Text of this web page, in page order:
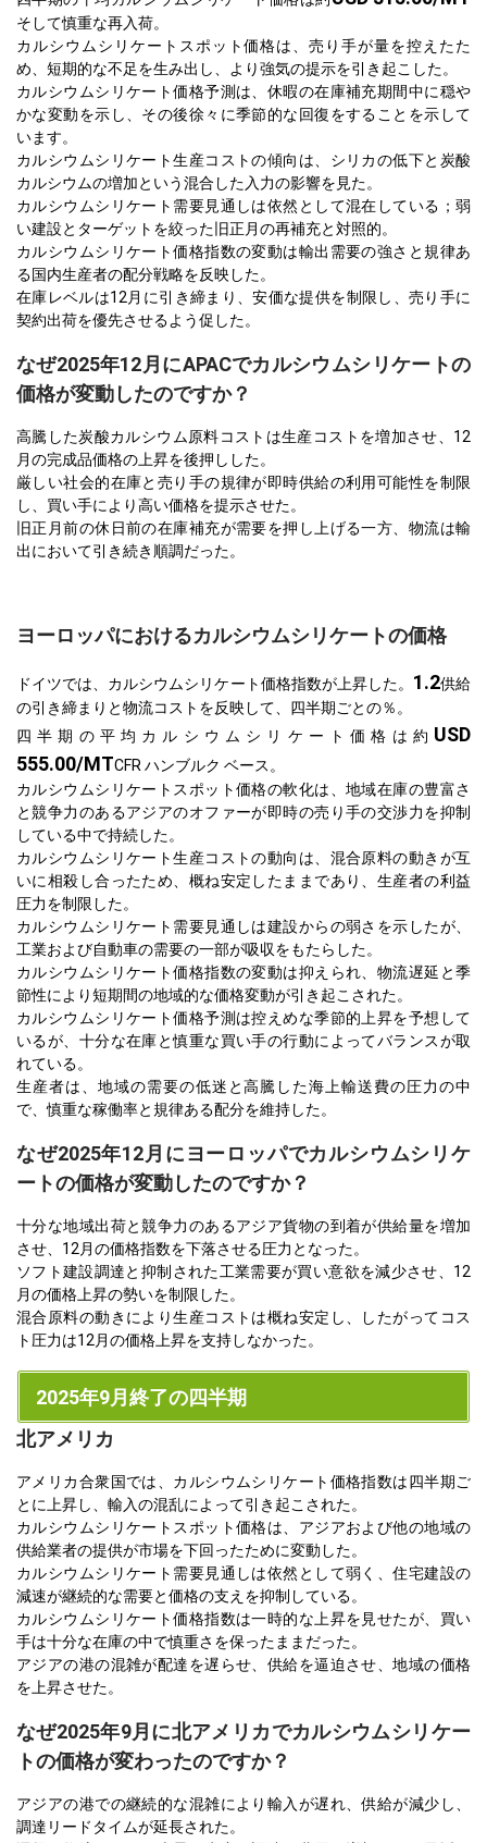
そして慎重な再入荷。
カルシウムシリケートスポット価格は、売り手が量を控えたた
め、短期的な不足を生み出し、より強気の提示を引き起こした。
カルシウムシリケート価格予測は、休暇の在庫補充期間中に穏や
かな変動を示し、その後徐々に季節的な回復をすることを示して
います。
カルシウムシリケート生産コストの傾向は、シリカの低下と炭酸
カルシウムの増加という混合した入力の影響を見た。
カルシウムシリケート需要見通しは依然として混在している；弱
い建設とターゲットを絞った旧正月の再補充と対照的。
カルシウムシリケート価格指数の変動は輸出需要の強さと規律あ
る国内生産者の配分戦略を反映した。
在庫レベルは12月に引き締まり、安価な提供を制限し、売り手に
契約出荷を優先させるよう促した。
なぜ2025年12月にAPACでカルシウムシリケートの
価格が変動したのですか？
高騰した炭酸カルシウム原料コストは生産コストを増加させ、12
月の完成品価格の上昇を後押しした。
厳しい社会的在庫と売り手の規律が即時供給の利用可能性を制限
し、買い手により高い価格を提示させた。
旧正月前の休日前の在庫補充が需要を押し上げる一方、物流は輸
出において引き続き順調だった。
ヨーロッパにおけるカルシウムシリケートの価格
ドイツでは、カルシウムシリケート価格指数が上昇した。 1.2供給
の引き締まりと物流コストを反映して、四半期ごとの％。
四半期の平均カルシウムシリケート価格は約 USD
555.00/MTCFR ハンブルク ベース。
カルシウムシリケートスポット価格の軟化は、地域在庫の豊富さ
と競争力のあるアジアのオファーが即時の売り手の交渉力を抑制
している中で持続した。
カルシウムシリケート生産コストの動向は、混合原料の動きが互
いに相殺し合ったため、概ね安定したままであり、生産者の利益
圧力を制限した。
カルシウムシリケート需要見通しは建設からの弱さを示したが、
工業および自動車の需要の一部が吸収をもたらした。
カルシウムシリケート価格指数の変動は抑えられ、物流遅延と季
節性により短期間の地域的な価格変動が引き起こされた。
カルシウムシリケート価格予測は控えめな季節的上昇を予想して
いるが、十分な在庫と慎重な買い手の行動によってバランスが取
れている。
生産者は、地域の需要の低迷と高騰した海上輸送費の圧力の中
で、慎重な稼働率と規律ある配分を維持した。
なぜ2025年12月にヨーロッパでカルシウムシリケ
ートの価格が変動したのですか？
十分な地域出荷と競争力のあるアジア貨物の到着が供給量を増加
させ、12月の価格指数を下落させる圧力となった。
ソフト建設調達と抑制された工業需要が買い意欲を減少させ、12
月の価格上昇の勢いを制限した。
混合原料の動きにより生産コストは概ね安定し、したがってコス
ト圧力は12月の価格上昇を支持しなかった。
2025年9月終了の四半期
北アメリカ
アメリカ合衆国では、カルシウムシリケート価格指数は四半期ご
とに上昇し、輸入の混乱によって引き起こされた。
カルシウムシリケートスポット価格は、アジアおよび他の地域の
供給業者の提供が市場を下回ったために変動した。
カルシウムシリケート需要見通しは依然として弱く、住宅建設の
減速が継続的な需要と価格の支えを抑制している。
カルシウムシリケート価格指数は一時的な上昇を見せたが、買い
手は十分な在庫の中で慎重さを保ったままだった。
アジアの港の混雑が配達を遅らせ、供給を逼迫させ、地域の価格
を上昇させた。
なぜ2025年9月に北アメリカでカルシウムシリケー
トの価格が変わったのですか？
アジアの港での継続的な混雑により輸入が遅れ、供給が減少し、
調達リードタイムが延長された。